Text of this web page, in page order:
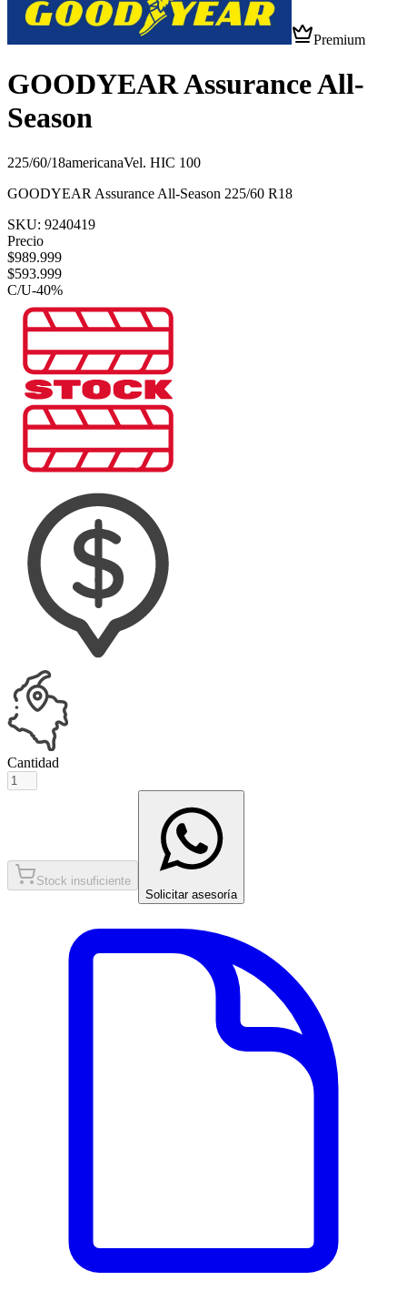
Premium
GOODYEAR Assurance All-
Season
225/60/18americanaVel. HIC 100
GOODYEAR Assurance All-Season 225/60 R18
SKU: 9240419
Precio
$989.999
$593.999
C/U-40%
Cantidad
Stock insuficiente
Solicitar asesoría